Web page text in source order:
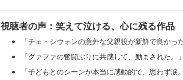
視聴者の声：笑えて泣ける、心に残る作品
「チェ・シウォンの意外な父親役が新鮮で良かっ
「グァファの奮闘ぶりに共感して、励まされた。」
「子どもとのシーンが本当に感動的で、思わず涙